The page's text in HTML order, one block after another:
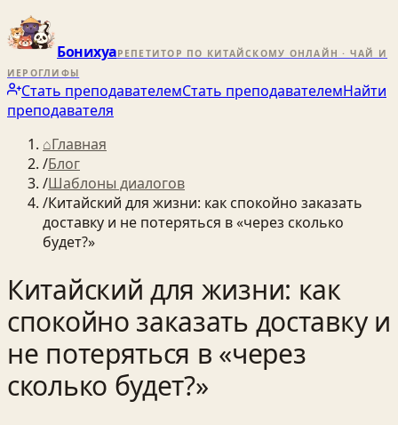
БонихуаРЕПЕТИТОР ПО КИТАЙСКОМУ ОНЛАЙН · ЧАЙ И
ИЕРОГЛИФЫ
Стать преподавателемСтать преподавателемНайти
преподавателя
⌂Главная
/Блог
/Шаблоны диалогов
/Китайский для жизни: как спокойно заказать
доставку и не потеряться в «через сколько
будет?»
Китайский для жизни: как
спокойно заказать доставку и
не потеряться в «через
сколько будет?»